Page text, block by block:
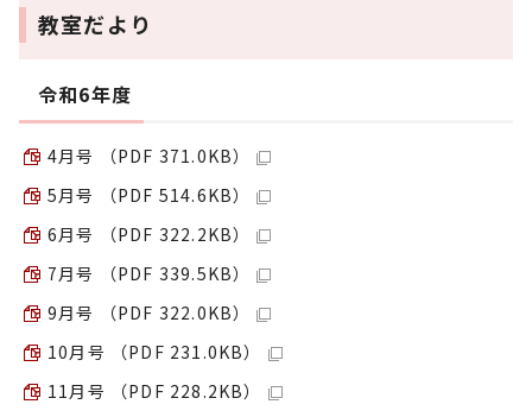
教室だより
令和6年度
4月号 （PDF 371.0KB）
5月号 （PDF 514.6KB）
6月号 （PDF 322.2KB）
7月号 （PDF 339.5KB）
9月号 （PDF 322.0KB）
10月号 （PDF 231.0KB）
11月号 （PDF 228.2KB）